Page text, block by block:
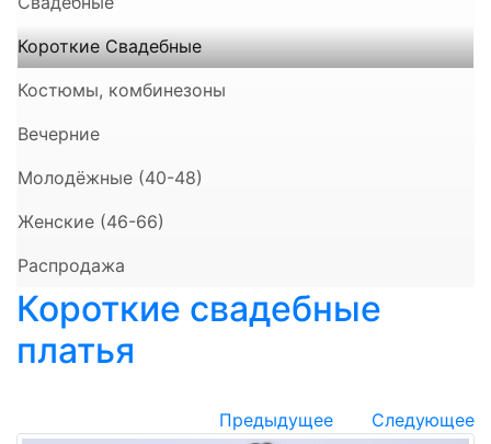
Короткие Свадебные
Костюмы, комбинезоны
Вечерние
Молодёжные (40-48)
Женские (46-66)
Распродажа
Короткие свадебные
платья
Предыдущее Следующее